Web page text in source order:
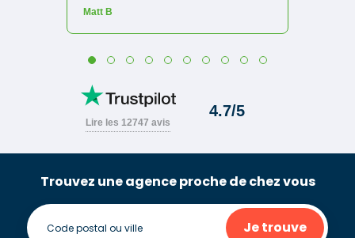
Trouvez une agence proche de chez vous
Je trouve